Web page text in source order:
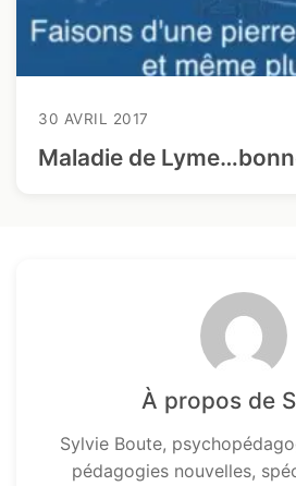
30 AVRIL 2017
Maladie de
À propos de
Sylvie Boute,
pédagogies nouvelles,